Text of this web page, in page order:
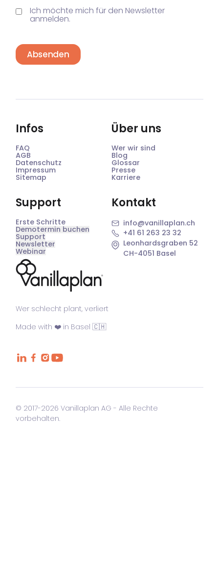
Ich möchte mich für den Newsletter
anmelden.
Absenden
®
Wer schlecht plant, verliert
Made with ❤️ in Basel 🇨🇭
Infos
FAQ
AGB
Datenschutz
Impressum
Sitemap
Über uns
Wer wir sind
Blog
Glossar
Presse
Karriere
Support
Erste Schritte
Demotermin buchen
Support
Newsletter
Webinar
Kontakt
info@vanillaplan.ch
+41 61 263 23 32
Leonhardsgraben 52
CH-4051 Basel
© 2017-2026 Vanillaplan AG - Alle Rechte
vorbehalten.